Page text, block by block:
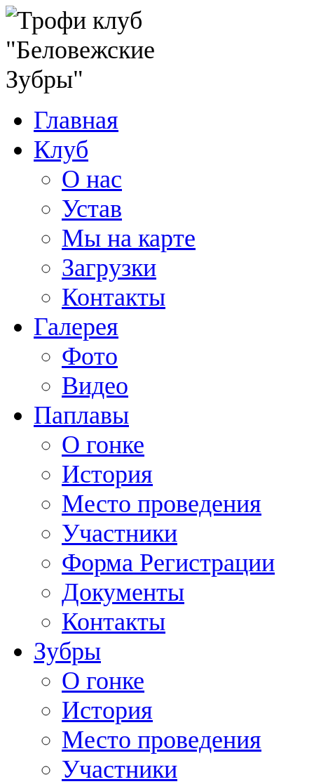
Главная
Клуб
О нас
Устав
Мы на карте
Загрузки
Контакты
Галерея
Фото
Видео
Паплавы
О гонке
История
Место проведения
Участники
Форма Регистрации
Документы
Контакты
Зубры
О гонке
История
Место проведения
Участники